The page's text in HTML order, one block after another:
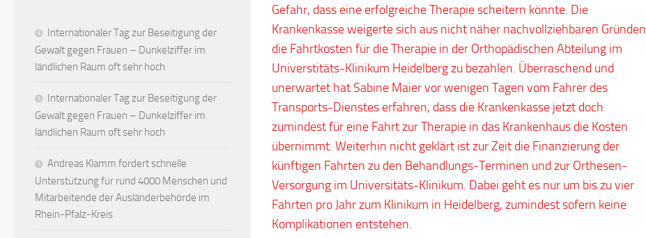
Gefahr, dass eine erfolgreiche Therapie scheitern könnte. Die
Krankenkasse weigerte sich aus nicht näher nachvollziehbaren Gründen
die Fahrtkosten für die Therapie in der Orthopädischen Abteilung im
Universtitäts-Klinikum Heidelberg zu bezahlen. Überraschend und
unerwartet hat Sabine Maier vor wenigen Tagen vom Fahrer des
Transports-Dienstes erfahren, dass die Krankenkasse jetzt doch
zumindest für eine Fahrt zur Therapie in das Krankenhaus die Kosten
übernimmt. Weiterhin nicht geklärt ist zur Zeit die Finanzierung der
künftigen Fahrten zu den Behandlungs-Terminen und zur Orthesen-
Versorgung im Universitäts-Klinikum. Dabei geht es nur um bis zu vier
Fahrten pro Jahr zum Klinikum in Heidelberg, zumindest sofern keine
Komplikationen entstehen.
Internationaler Tag zur Beseitigung der
Gewalt gegen Frauen – Dunkelziffer im
ländlichen Raum oft sehr hoch
Internationaler Tag zur Beseitigung der
Gewalt gegen Frauen – Dunkelziffer im
ländlichen Raum oft sehr hoch
Andreas Klamm fordert schnelle
Unterstützung für rund 4000 Menschen und
Mitarbeitende der Ausländerbehörde im
Rhein-Pfalz-Kreis